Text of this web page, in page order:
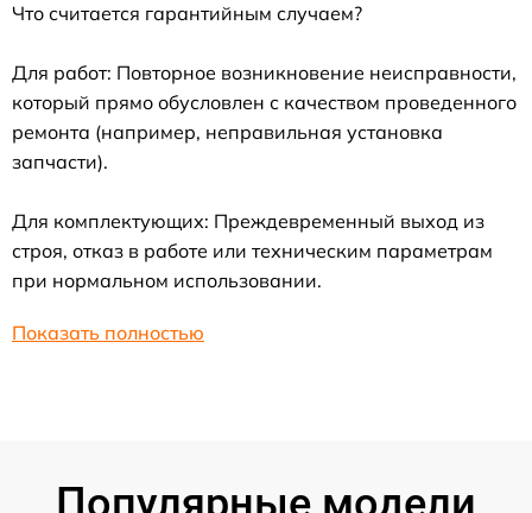
Что считается гарантийным случаем?
Для работ: Повторное возникновение неисправности,
который прямо обусловлен с качеством проведенного
ремонта (например, неправильная установка
запчасти).
Для комплектующих: Преждевременный выход из
строя, отказ в работе или техническим параметрам
при нормальном использовании.
Показать полностью